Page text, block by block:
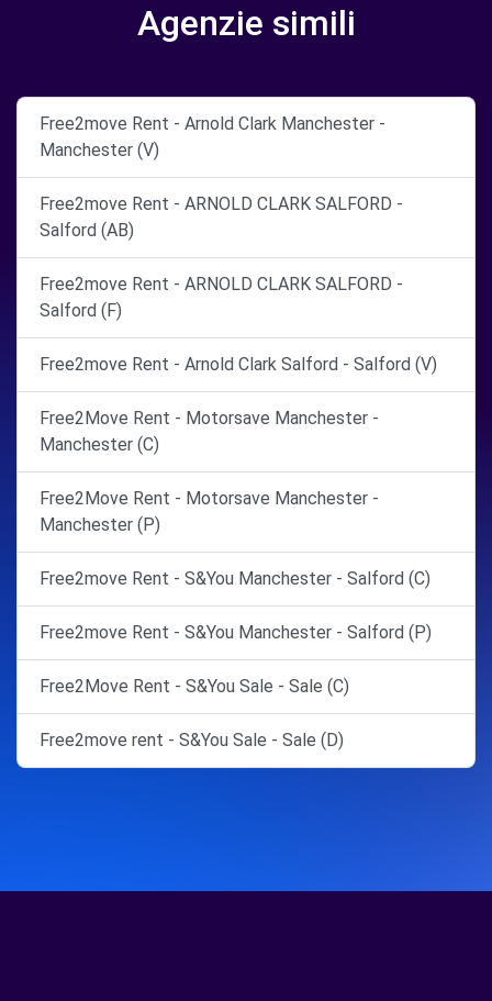
Agenzie simili
Free2move Rent - Arnold Clark Manchester -
Manchester (V)
Free2move Rent - ARNOLD CLARK SALFORD -
Salford (AB)
Free2move Rent - ARNOLD CLARK SALFORD -
Salford (F)
Free2move Rent - Arnold Clark Salford - Salford (V)
Free2Move Rent - Motorsave Manchester -
Manchester (C)
Free2Move Rent - Motorsave Manchester -
Manchester (P)
Free2move Rent - S&You Manchester - Salford (C)
Free2move Rent - S&You Manchester - Salford (P)
Free2Move Rent - S&You Sale - Sale (C)
Free2move rent - S&You Sale - Sale (D)